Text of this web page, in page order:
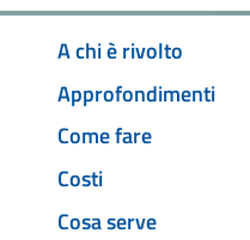
A chi è rivolto
Approfondimenti
Come fare
Costi
Cosa serve